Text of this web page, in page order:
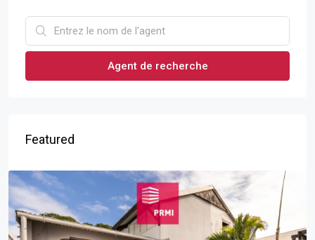
Agent de recherche
Featured